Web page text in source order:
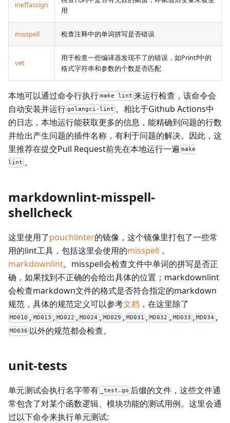
ineffassign
用
misspell 检查注释中的单词拼写是否错误
vet
用于检查一些编译器发现不了的错误，如Printf中的
格式字符串和参数的个数是否匹配
本地可以通过命令行执行 make lint 来运行检查，该命令会
自动安装并运行 golangci-lint 。相比于Github Actions中
的日志，本地运行能获取更多的信息，能精确到问题的行数
并给出产生问题的插件名称，有利于问题的解决。因此，这
里推荐在提交Pull Request前先在本地运行一遍 make
lint 。
markdownlint-misspell-
shellcheck
这里使用了pouchlinter的镜像，这个镜像里打包了一些常
用的lint工具，包括这里会使用的misspell ，
markdownlint。misspell会检查文件中单词的拼写是否正
确，如果找到不正确的会给出具体的位置；markdownlint
会检查markdown文件的格式是否符合指定的markdown
规范，具体的规范定义可以参考文档 ，在这里除了
MD010 , MD013 , MD022 , MD024 , MD029 , MD031 , MD032 , MD033 , MD034 ,
MD036 以外的规范都会检查。
unit-tests
单元测试会执行名字带有 _test.go 后缀的文件，这些文件通
常包含了对某个函数逻辑、模块功能的测试用例。这里会通
过以下命令来执行单元测试: